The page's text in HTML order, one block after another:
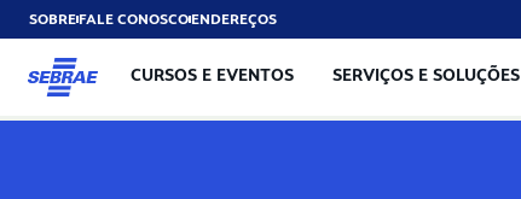
SOBREFALE CONOSCOENDEREÇOS
CURSOS E EVENTOS SERVIÇOS E SOLUÇÕES